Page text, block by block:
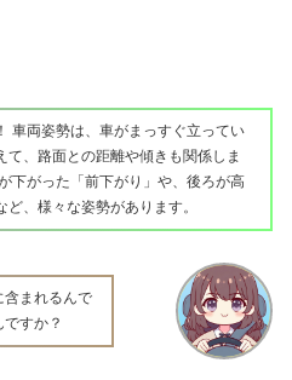
車両姿勢は、車がまっすぐ立ってい
て、路面との距離や傾きも関係しま
下がった「前下がり」や、後ろが高
ど、様々な姿勢があります。
含まれるんで
すか？